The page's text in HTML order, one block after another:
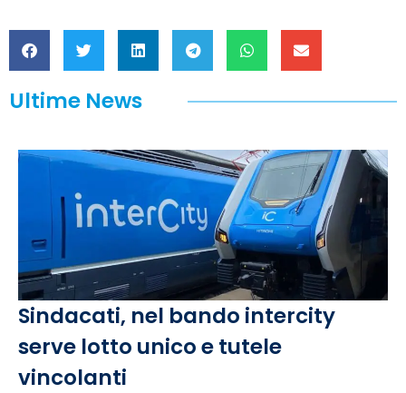
Ultime News
Sindacati, nel bando intercity
serve lotto unico e tutele
vincolanti